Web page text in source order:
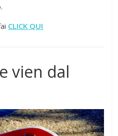
CLICK QUI
vien dal